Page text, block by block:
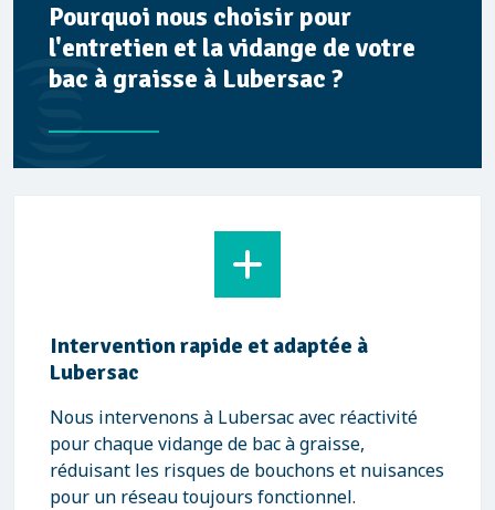
Pourquoi nous choisir pour
l'entretien et la vidange de votre
bac à graisse à Lubersac ?
Intervention rapide et adaptée à
Lubersac
Nous intervenons à Lubersac avec réactivité
pour chaque vidange de bac à graisse,
réduisant les risques de bouchons et nuisances
pour un réseau toujours fonctionnel.